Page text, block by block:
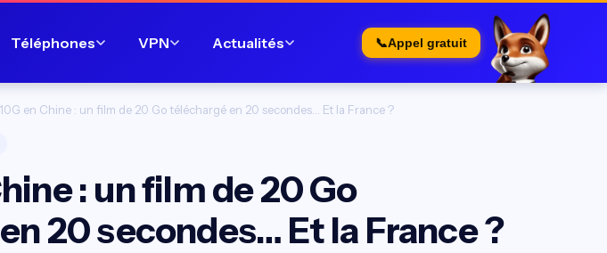
Téléphones VPN Actualités 📞Appel gratuit
en Chine : un film de 20 Go téléchargé en 20 secondes… Et la France ?
: un film de 20 Go
20 secondes… Et la France ?